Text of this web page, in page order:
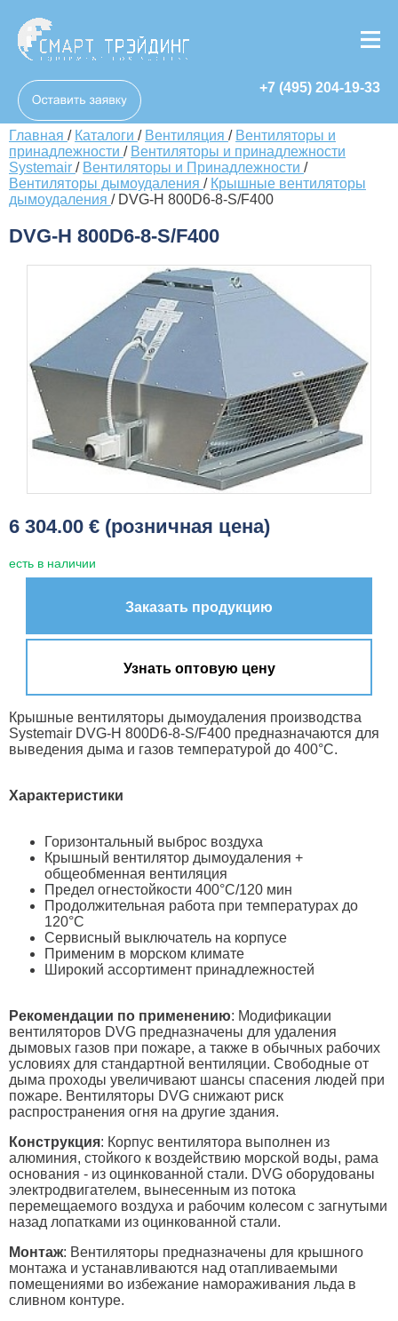
+7 (495) 204-19-33
Главная / Каталоги / Вентиляция / Вентиляторы и
принадлежности / Вентиляторы и принадлежности
Systemair / Вентиляторы и Принадлежности /
Вентиляторы дымоудаления / Крышные вентиляторы
дымоудаления / DVG-H 800D6-8-S/F400
DVG-H 800D6-8-S/F400
6 304.00 € (розничная цена)
есть в наличии
Заказать продукцию
Узнать оптовую цену
Крышные вентиляторы дымоудаления производства
Systemair DVG-H 800D6-8-S/F400 предназначаются для
выведения дыма и газов температурой до 400°C.
Характеристики
Горизонтальный выброс воздуха
Крышный вентилятор дымоудаления +
общеобменная вентиляция
Предел огнестойкости 400°C/120 мин
Продолжительная работа при температурах до
120°C
Сервисный выключатель на корпусе
Применим в морском климате
Широкий ассортимент принадлежностей
Рекомендации по применению: Модификации
вентиляторов DVG предназначены для удаления
дымовых газов при пожаре, а также в обычных рабочих
условиях для стандартной вентиляции. Свободные от
дыма проходы увеличивают шансы спасения людей при
пожаре. Вентиляторы DVG снижают риск
распространения огня на другие здания.
Конструкция: Корпус вентилятора выполнен из
алюминия, стойкого к воздействию морской воды, рама
основания - из оцинкованной стали. DVG оборудованы
электродвигателем, вынесенным из потока
перемещаемого воздуха и рабочим колесом с загнутыми
назад лопатками из оцинкованной стали.
Монтаж: Вентиляторы предназначены для крышного
монтажа и устанавливаются над отапливаемыми
помещениями во избежание намораживания льда в
сливном контуре.